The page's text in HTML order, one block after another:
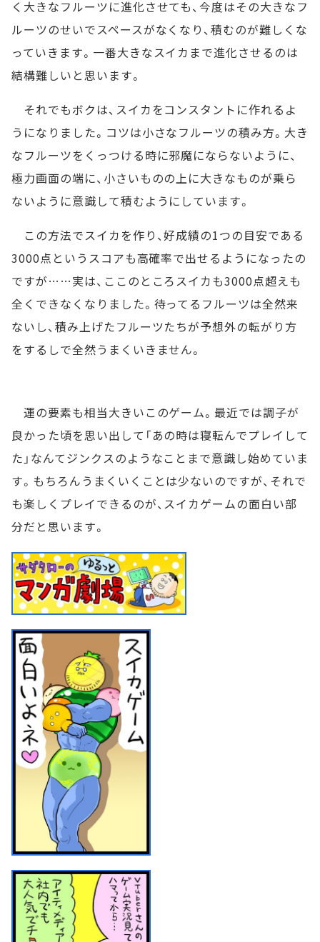
く大きなフルーツに進化させても、今度はその大きなフ
ルーツのせいでスペースがなくなり、積むのが難しくな
っていきます。一番大きなスイカまで進化させるのは
結構難しいと思います。
それでもボクは、スイカをコンスタントに作れるよ
うになりました。コツは小さなフルーツの積み方。大き
なフルーツをくっつける時に邪魔にならないように、
極力画面の端に、小さいものの上に大きなものが乗ら
ないように意識して積むようにしています。
この方法でスイカを作り、好成績の1つの目安である
3000点というスコアも高確率で出せるようになったの
ですが……実は、ここのところスイカも3000点超えも
全くできなくなりました。待ってるフルーツは全然来
ないし、積み上げたフルーツたちが予想外の転がり方
をするしで全然うまくいきません。
運の要素も相当大きいこのゲーム。最近では調子が
良かった頃を思い出して「あの時は寝転んでプレイして
た」なんてジンクスのようなことまで意識し始めていま
す。もちろんうまくいくことは少ないのですが、それで
も楽しくプレイできるのが、スイカゲームの面白い部
分だと思います。